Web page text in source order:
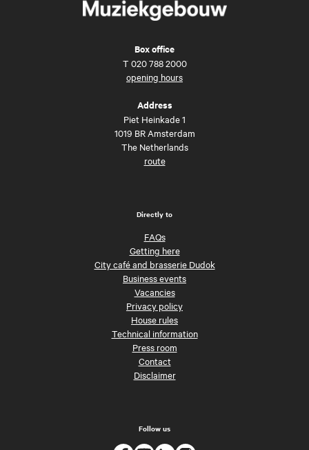
Box office
T 020 788 2000
opening hours
Address
Piet Heinkade 1
1019 BR Amsterdam
The Netherlands
route
Directly to
FAQs
Getting here
City café and brasserie Dudok
Business events
Vacancies
Privacy policy
House rules
Technical information
Press room
Contact
Disclaimer
Follow us